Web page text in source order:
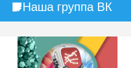
Наша группа ВК